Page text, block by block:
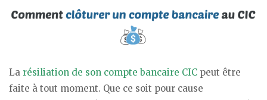
La résiliation de son compte bancaire CIC peut être
faite à tout moment. Que ce soit pour cause